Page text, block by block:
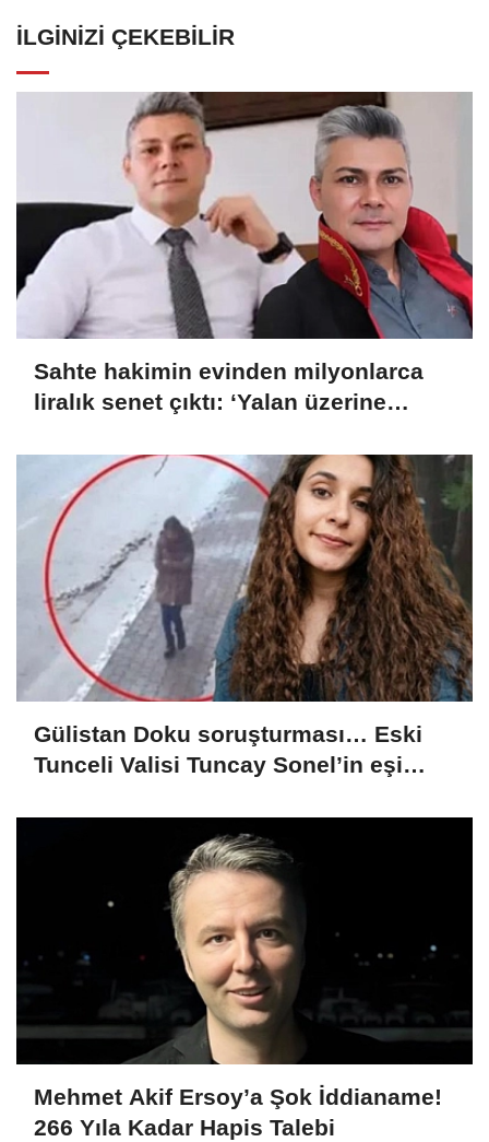
İLGINIZI ÇEKEBILIR
Sahte hakimin evinden milyonlarca
liralık senet çıktı: ‘Yalan üzerine
Gülistan Doku soruşturması… Eski
Tunceli Valisi Tuncay Sonel’in eşi
Mehmet Akif Ersoy’a Şok İddianame!
266 Yıla Kadar Hapis Talebi